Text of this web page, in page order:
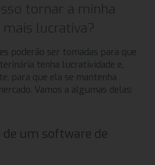
tornar a minha
lucrativa?
poderão ser tomadas para que
tenha lucratividade e,
para que ela se mantenha
Vamos a algumas delas:
de um software de